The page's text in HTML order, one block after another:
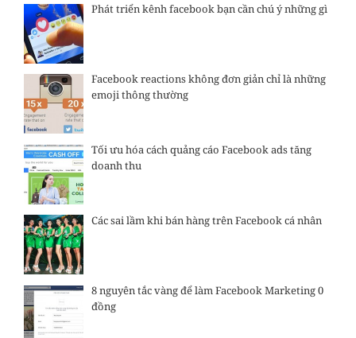
Phát triển kênh facebook bạn cần chú ý những gì
Facebook reactions không đơn giản chỉ là những
emoji thông thường
Tối ưu hóa cách quảng cáo Facebook ads tăng
doanh thu
Các sai lầm khi bán hàng trên Facebook cá nhân
8 nguyên tắc vàng để làm Facebook Marketing 0
đồng